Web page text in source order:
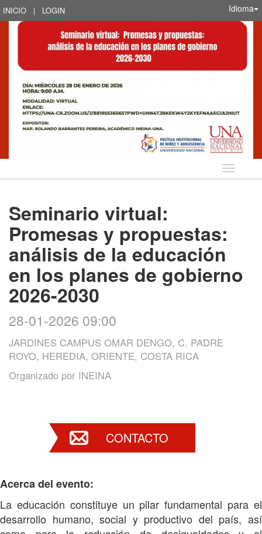
INICIO | LOGIN Idioma
Idioma
Seminario virtual:
Promesas y propuestas:
análisis de la educación
en los planes de gobierno
2026-2030
28-01-2026 09:00
JARDINES CAMPUS OMAR DENGO, C. PADRE
ROYO, HEREDIA, ORIENTE, COSTA RICA
Organizado por INEINA
CONTACTO
Acerca del evento:
La educación constituye un pilar fundamental para el
desarrollo humano, social y productivo del país, así